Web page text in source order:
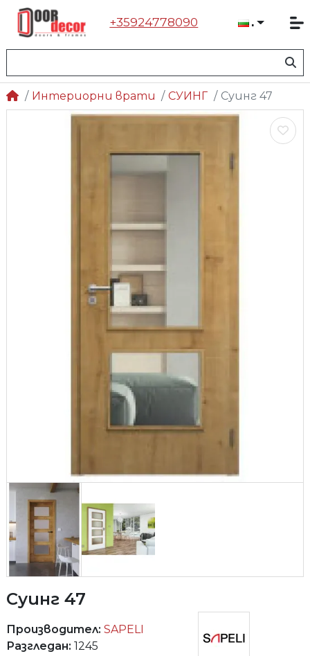
+35924778090
Интериорни врати СУИНГ Суинг 47
Суинг 47
Производител: SAPELI
Разгледан: 1245